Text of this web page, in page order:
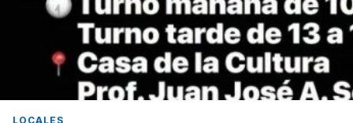
LOCALES